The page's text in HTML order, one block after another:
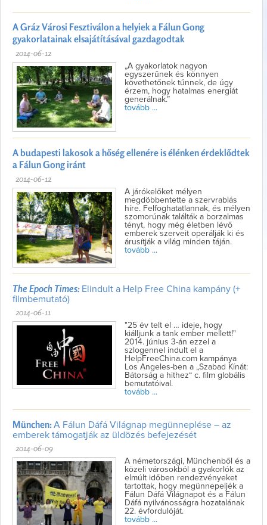
A Gráz Városi Fesztiválon a helyiek a Fálun Gong
gyakorlatainak elsajátításával gazdagodtak
2014-06-12
„A gyakorlatok nagyon
egyszerűnek és könnyen
követhetőnek tűnnek, de úgy
érzem, hogy hatalmas energiát
generálnak.”
tovább ...
A budapesti lakosok a hőség ellenére is élénken érdeklődtek
a Fálun Gong iránt
2014-06-12
A járókelőket mélyen
megdöbbentette a szervrablás
híre. Felfoghatatlannak, és mélyen
szomorúnak találták a borzalmas
tényt, hogy még életben lévő
emberek szerveit operálják ki és
árusítják a világ minden táján.
tovább ...
The Epoch Times: Elindult a Help Free China kampány (+
filmbemutató)
2014-06-11
"25 év telt el … ideje, hogy
kiálljunk a tank ember mellett!"
2014. június 3-án ezzel a
szlogennel indult el a
HelpFreeChina.com kampánya
Los Angeles-ben a „Szabad Kínát:
Bátorság a hithez“ c. film globális
bemutatóival.
tovább ...
München:A Fálun Dáfá Világnap megünneplése – az
emberek támogatják az üldözés befejezését
2014-06-09
A németországi, Münchenből és a
közeli városokból a gyakorlók az
elmúlt időben rendezvényeket
tartottak, hogy megünnepeljék a
Fálun Dáfá Világnapot és a Fálun
Dáfá nyilvánosságra hozatalának
22. évfordulóját.
tovább ...